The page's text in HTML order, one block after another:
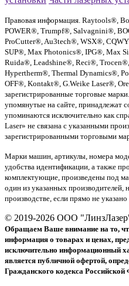
Правовая информация. Raytools®,
POWER®, Trumpf®, Salvagnini®,
ProCutter®, Au3tech®, WSX®,
SUP®, Max Photonics®, IPG®, Max
Ruida®, Leadshine®, Reci®,
Hypertherm®, Thermal Dynamics®,
OFF®, Kontakt®, G.Weike Laser®,
зарегистрированные торговые
упомянутые на сайте, принадлежат
упоминаются исключительно как
Laser» не связана с указанными
зарегистрированными торговыми
Марки машин, артикулы, номера
удобства идентификации, а также
комплектующие, произведены под
один из указанных производителей,
производстве, если прямо не указано
© 2019-2026 ООО
Обращаем Ваше внимание на то,
информация о товарах и ценах,
исключительно информационный
является публичной офертой,
Гражданского кодекса Российской